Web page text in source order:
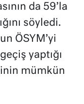
da 59’la
söyledi.
ÖSYM’yi
yaptığı
mümkün